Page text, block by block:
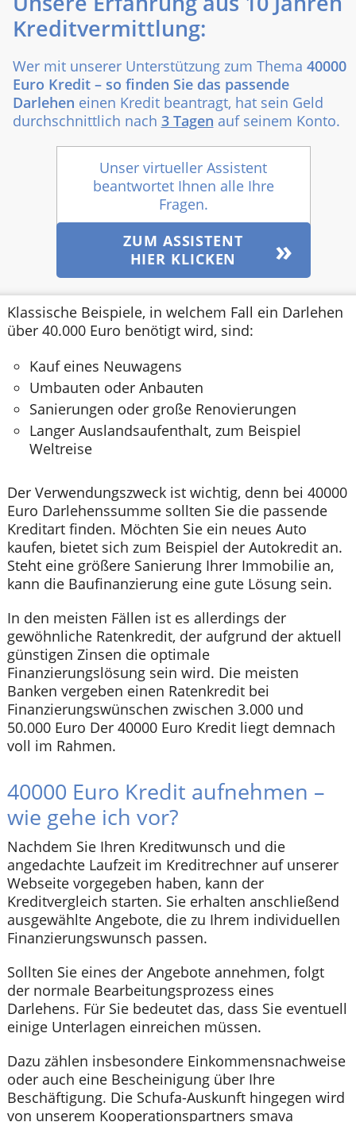
Kreditvermittlung:
Wer mit unserer Unterstützung zum Thema 40000
Euro Kredit – so finden Sie das passende
Darlehen einen Kredit beantragt, hat sein Geld
durchschnittlich nach 3 Tagen auf seinem Konto.
Unser virtueller Assistent
beantwortet Ihnen alle Ihre
Fragen.
ZUM ASSISTENT
HIER KLICKEN
Klassische Beispiele, in welchem Fall ein Darlehen
über 40.000 Euro benötigt wird, sind:
Kauf eines Neuwagens
Umbauten oder Anbauten
Sanierungen oder große Renovierungen
Langer Auslandsaufenthalt, zum Beispiel
Weltreise
Der Verwendungszweck ist wichtig, denn bei 40000
Euro Darlehenssumme sollten Sie die passende
Kreditart finden. Möchten Sie ein neues Auto
kaufen, bietet sich zum Beispiel der Autokredit an.
Steht eine größere Sanierung Ihrer Immobilie an,
kann die Baufinanzierung eine gute Lösung sein.
In den meisten Fällen ist es allerdings der
gewöhnliche Ratenkredit, der aufgrund der aktuell
günstigen Zinsen die optimale
Finanzierungslösung sein wird. Die meisten
Banken vergeben einen Ratenkredit bei
Finanzierungswünschen zwischen 3.000 und
50.000 Euro Der 40000 Euro Kredit liegt demnach
voll im Rahmen.
40000 Euro Kredit aufnehmen –
wie gehe ich vor?
Nachdem Sie Ihren Kreditwunsch und die
angedachte Laufzeit im Kreditrechner auf unserer
Webseite vorgegeben haben, kann der
Kreditvergleich starten. Sie erhalten anschließend
ausgewählte Angebote, die zu Ihrem individuellen
Finanzierungswunsch passen.
Sollten Sie eines der Angebote annehmen, folgt
der normale Bearbeitungsprozess eines
Darlehens. Für Sie bedeutet das, dass Sie eventuell
einige Unterlagen einreichen müssen.
Dazu zählen insbesondere Einkommensnachweise
oder auch eine Bescheinigung über Ihre
Beschäftigung. Die Schufa-Auskunft hingegen wird
von unserem Kooperationspartners smava